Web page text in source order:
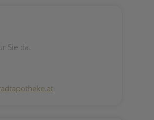
Sie da.